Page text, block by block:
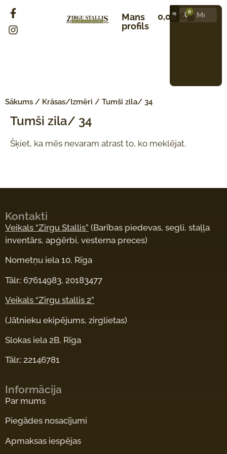
Mans
profils
0,00 € 0
Sākums / Krāsas/Izmēri / Tumši zila/ 34
Tumši zila/ 34
Šķiet, ka mēs nevaram atrast to, ko meklējat.
Kontakti
Veikals “Zirgu Stallis” (Barības piedevas, segli, staļļa
inventārs, apģērbi, vesterna preces)
Nometņu iela 10, Rīga
Tālr.: 67614983, 20183477
Veikals “Zirgu stallis 2”
(Jātnieku ekipējums, zirglietas)
Slokas iela 2B, Rīga
Tālr.: 22146781
Informācija
Par mums
Piegādes nosacījumi
Apmaksas iespējas